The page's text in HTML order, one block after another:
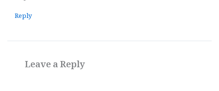
Reply
Leave a Reply